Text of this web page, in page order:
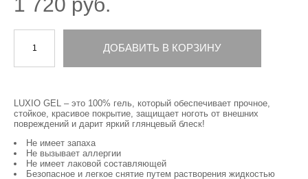
ДОБАВИТЬ В КОРЗИНУ
LUXIO GEL – это 100% гель, который обеспечивает прочное,
стойкое, красивое покрытие, защищает ноготь от внешних
повреждений и дарит яркий глянцевый блеск!
Не имеет запаха
Не вызывает аллергии
Не имеет лаковой составляющей
Безопасное и легкое снятие путем растворения жидкостью